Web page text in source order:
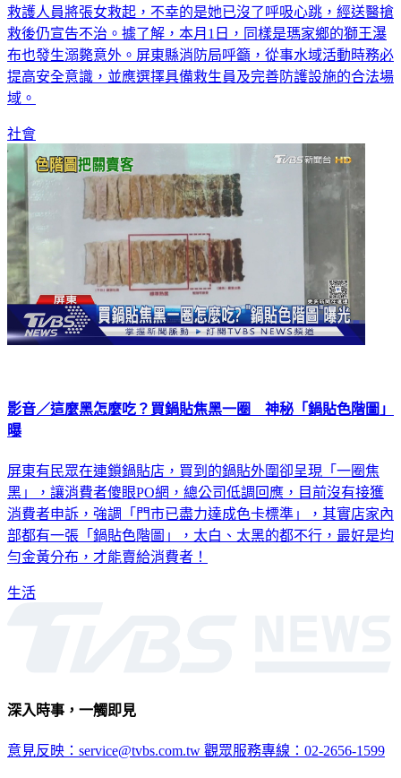
救護人員將張女救起，不幸的是她已沒了呼吸心跳，經送醫搶
救後仍宣告不治。據了解，本月1日，同樣是瑪家鄉的獅王瀑
布也發生溺斃意外。屏東縣消防局呼籲，從事水域活動時務必
提高安全意識，並應選擇具備救生員及完善防護設施的合法場
域。
社會
影音／這麼黑怎麼吃？買鍋貼焦黑一圈 神秘「鍋貼色階圖」
曝
屏東有民眾在連鎖鍋貼店，買到的鍋貼外圍卻呈現「一圈焦
黑」，讓消費者傻眼PO網，總公司低調回應，目前沒有接獲
消費者申訴，強調「門市已盡力達成色卡標準」，其實店家內
部都有一張「鍋貼色階圖」，太白、太黑的都不行，最好是均
勻金黃分布，才能賣給消費者！
生活
深入時事，一觸即見
意見反映：service@tvbs.com.tw 觀眾服務專線：02-2656-1599